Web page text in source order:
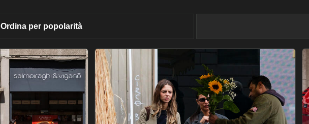
Ordina per popolarità